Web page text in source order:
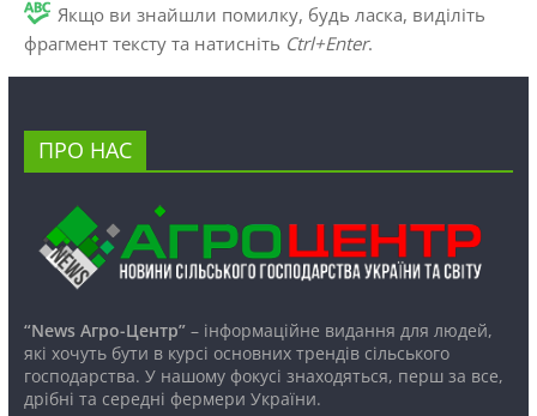
Якщо ви знайшли помилку, будь ласка, виділіть
фрагмент тексту та натисніть Ctrl+Enter.
ПРО НАС
“News Агро-Центр”– інформаційне видання для людей,
які хочуть бути в курсі основних трендів сільського
господарства. У нашому фокусі знаходяться, перш за все,
дрібні та середні фермери України.